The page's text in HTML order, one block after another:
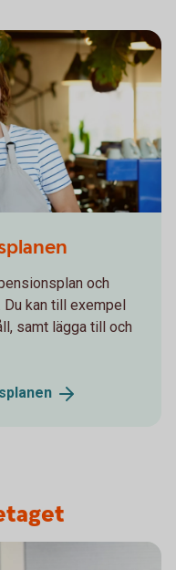
och
Du kan till exempel
samt lägga till och